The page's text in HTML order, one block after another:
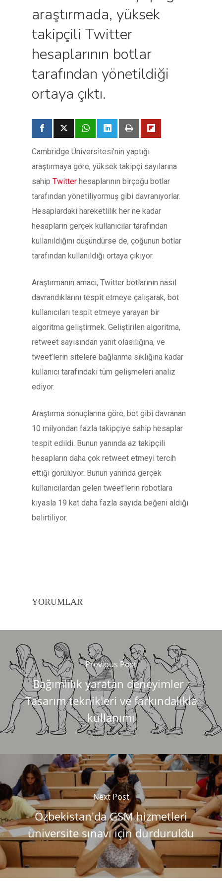
araştırmada, yüksek
takipçili Twitter
hesaplarının botlar
tarafından yönetildiği
ortaya çıktı.
Cambridge Üniversitesi’nin yaptığı
araştırmaya göre, yüksek takipçi sayılarına
sahip Twitter hesaplarının birçoğu botlar
tarafından yönetiliyormuş gibi davranıyorlar.
Hesaplardaki hareketlilik her ne kadar
hesapların gerçek kullanıcılar tarafından
kullanıldığını düşündürse de, çoğunun botlar
tarafından kullanıldığı ortaya çıkıyor.
Araştırmanın amacı, Twitter botlarının nasıl
davrandıklarını tespit etmeye çalışarak, bot
kullanıcıları tespit etmeye yarayan bir
algoritma geliştirmek. Geliştirilen algoritma,
retweet sayısından yanıt olasılığına, ve
tweet’lerin sitelere bağlanma sıklığına kadar
kullanıcı tarafındaki tüm gelişmeleri analiz
ediyor.
Araştırma sonuçlarına göre, bot gibi davranan
10 milyondan fazla takipçiye sahip hesaplar
tespit edildi. Bunun yanında az takipçili
hesapların daha çok retweet etmeyi tercih
ettiği görülüyor. Bunun yanında gerçek
kullanıcılardan gelen tweet’lerin robotlara
kıyasla 19 kat daha fazla sayıda beğeni aldığı
belirtiliyor.
YORUMLAR
Previous Post
Bağımlılık yaratan deneyimler :
Tasarım teknikleri ve farkındalıkla
kullanımı
Next Post
Özbekistan'da GSM hizmetleri
üniversite sınavı için durduruldu